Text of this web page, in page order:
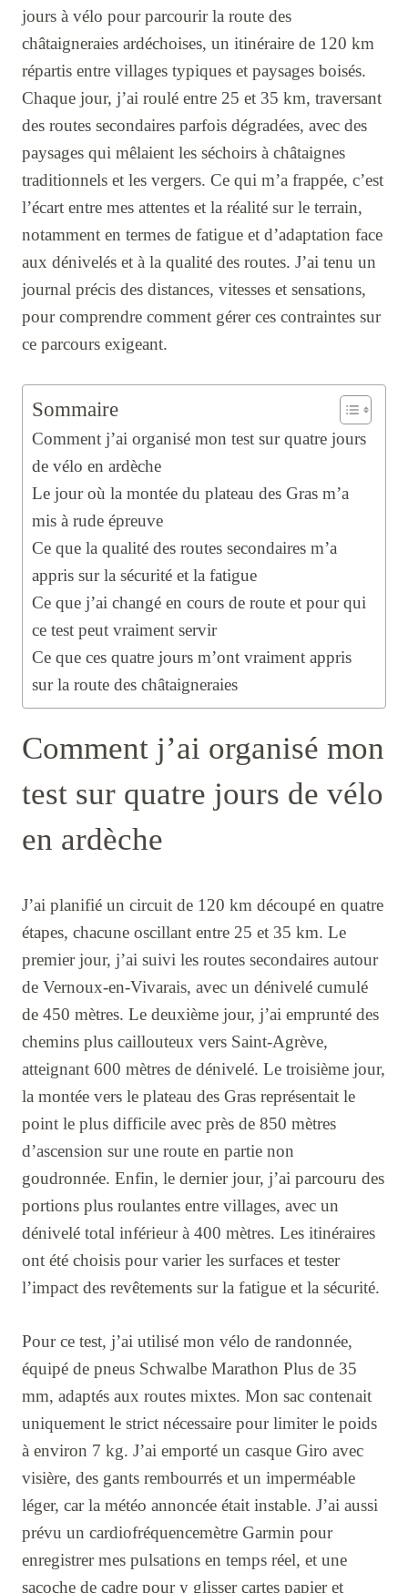
jours à vélo pour parcourir la route des
châtaigneraies ardéchoises, un itinéraire de 120 km
répartis entre villages typiques et paysages boisés.
Chaque jour, j’ai roulé entre 25 et 35 km, traversant
des routes secondaires parfois dégradées, avec des
paysages qui mêlaient les séchoirs à châtaignes
traditionnels et les vergers. Ce qui m’a frappée, c’est
l’écart entre mes attentes et la réalité sur le terrain,
notamment en termes de fatigue et d’adaptation face
aux dénivelés et à la qualité des routes. J’ai tenu un
journal précis des distances, vitesses et sensations,
pour comprendre comment gérer ces contraintes sur
ce parcours exigeant.
Sommaire
Comment j’ai organisé mon test sur quatre jours
de vélo en ardèche
Le jour où la montée du plateau des Gras m’a
mis à rude épreuve
Ce que la qualité des routes secondaires m’a
appris sur la sécurité et la fatigue
Ce que j’ai changé en cours de route et pour qui
ce test peut vraiment servir
Ce que ces quatre jours m’ont vraiment appris
sur la route des châtaigneraies
Comment j’ai organisé mon
test sur quatre jours de vélo
en ardèche
J’ai planifié un circuit de 120 km découpé en quatre
étapes, chacune oscillant entre 25 et 35 km. Le
premier jour, j’ai suivi les routes secondaires autour
de Vernoux-en-Vivarais, avec un dénivelé cumulé
de 450 mètres. Le deuxième jour, j’ai emprunté des
chemins plus caillouteux vers Saint-Agrève,
atteignant 600 mètres de dénivelé. Le troisième jour,
la montée vers le plateau des Gras représentait le
point le plus difficile avec près de 850 mètres
d’ascension sur une route en partie non
goudronnée. Enfin, le dernier jour, j’ai parcouru des
portions plus roulantes entre villages, avec un
dénivelé total inférieur à 400 mètres. Les itinéraires
ont été choisis pour varier les surfaces et tester
l’impact des revêtements sur la fatigue et la sécurité.
Pour ce test, j’ai utilisé mon vélo de randonnée,
équipé de pneus Schwalbe Marathon Plus de 35
mm, adaptés aux routes mixtes. Mon sac contenait
uniquement le strict nécessaire pour limiter le poids
à environ 7 kg. J’ai emporté un casque Giro avec
visière, des gants rembourrés et un imperméable
léger, car la météo annoncée était instable. J’ai aussi
prévu un cardiofréquencemètre Garmin pour
enregistrer mes pulsations en temps réel, et une
sacoche de cadre pour y glisser cartes papier et